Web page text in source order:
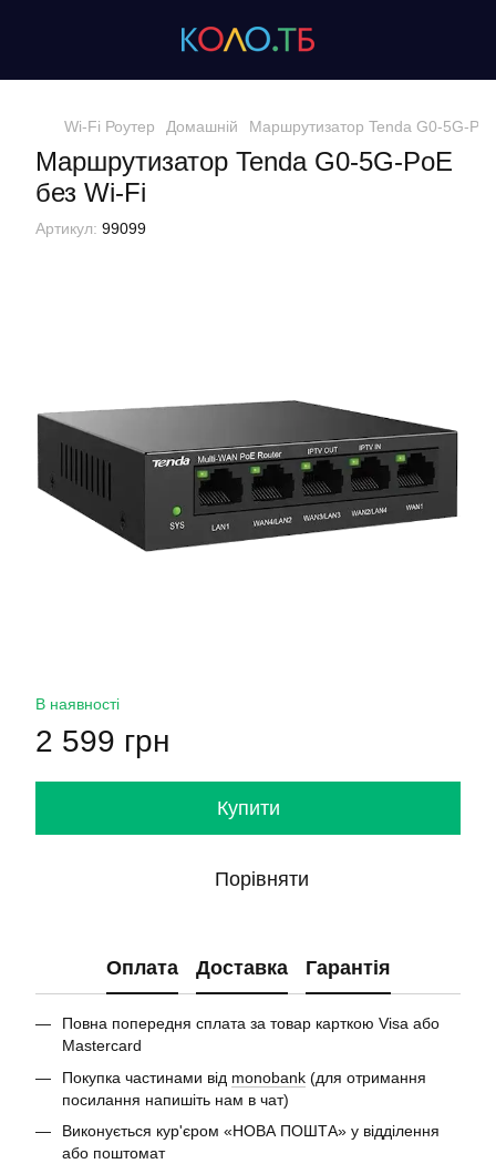
Wi-Fi Роутер Домашній Маршрутизатор Tenda G0-5G-
Маршрутизатор Tenda G0-5G-PoE
без Wi-Fi
Артикул: 99099
В наявності
2 599 грн
Купити
Порівняти
Оплата Доставка Гарантія
Повна попередня сплата за товар карткою Visa або
Mastercard
Покупка частинами від monobank (для отримання
посилання напишіть нам в чат)
Виконується кур'єром «НОВА ПОШТА» у відділення
або поштомат